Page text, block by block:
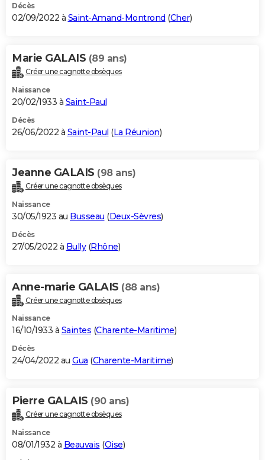
Décès
02/09/2022 à Saint-Amand-Montrond (Cher)
Marie GALAIS (89 ans)
Créer une cagnotte obsèques
Naissance
20/02/1933 à Saint-Paul
Décès
26/06/2022 à Saint-Paul (La Réunion)
Jeanne GALAIS (98 ans)
Créer une cagnotte obsèques
Naissance
30/05/1923 au Busseau (Deux-Sèvres)
Décès
27/05/2022 à Bully(Rhône)
Anne-marie GALAIS (88 ans)
Créer une cagnotte obsèques
Naissance
16/10/1933 à Saintes (Charente-Maritime)
Décès
24/04/2022 au Gua (Charente-Maritime)
Pierre GALAIS (90 ans)
Créer une cagnotte obsèques
Naissance
08/01/1932 à Beauvais (Oise)